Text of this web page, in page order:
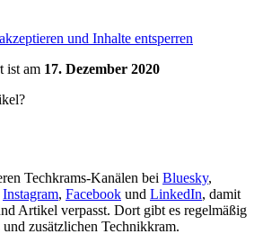
und Inhalte entsperren
ist am 17. Dezember 2020
Techkrams-Kanälen bei Bluesky,
Instagram, Facebook und LinkedIn, damit
Artikel verpasst. Dort gibt es regelmäßig
zusätzlichen Technikkram.